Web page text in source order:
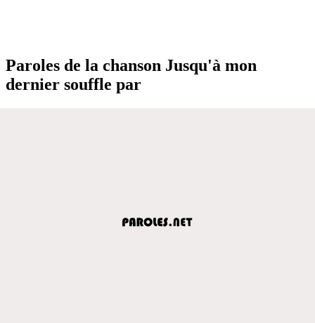
Paroles de la chanson Jusqu'à mon
dernier souffle par